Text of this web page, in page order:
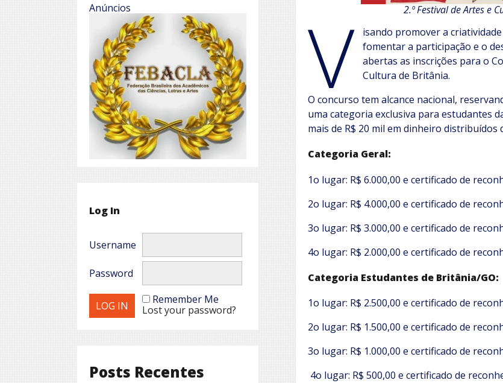
2.º Festival de Artes e
V
isando promover a
fomentar a participação e o
abertas as inscrições para o
Cultura de Britânia.
O concurso tem alcance nacional,
uma categoria exclusiva para estudantes
mais de R$ 20 mil em dinheiro distribuídos
Categoria Geral:
1o lugar: R$ 6.000,00 e certificado de
2o lugar: R$ 4.000,00 e certificado de
3o lugar: R$ 3.000,00 e certificado de
4o lugar: R$ 2.000,00 e certificado de
Categoria Estudantes de Britânia/GO:
1o lugar: R$ 2.500,00 e certificado de
2o lugar: R$ 1.500,00 e certificado de
3o lugar: R$ 1.000,00 e certificado de
4o lugar: R$ 500,00 e certificado de
Anúncios
Log In
Username
Password
Remember Me
Lost your password?
Posts Recentes